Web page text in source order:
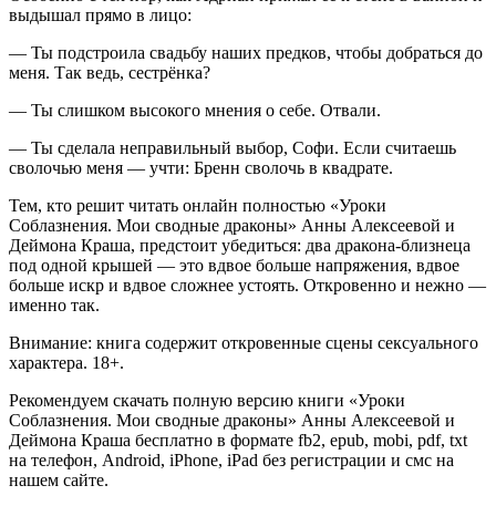
выдышал прямо в лицо:
— Ты подстроила свадьбу наших предков, чтобы добраться до
меня. Так ведь, сестрёнка?
— Ты слишком высокого мнения о себе. Отвали.
— Ты сделала неправильный выбор, Софи. Если считаешь
сволочью меня — учти: Бренн сволочь в квадрате.
Тем, кто решит читать онлайн полностью «Уроки
Соблазнения. Мои сводные драконы» Анны Алексеевой и
Деймона Краша, предстоит убедиться: два дракона-близнеца
под одной крышей — это вдвое больше напряжения, вдвое
больше искр и вдвое сложнее устоять. Откровенно и нежно —
именно так.
Внимание: книга содержит откровенные сцены сексуального
характера. 18+.
Рекомендуем скачать полную версию книги «Уроки
Соблазнения. Мои сводные драконы» Анны Алексеевой и
Деймона Краша бесплатно в формате fb2, epub, mobi, pdf, txt
на телефон, Android, iPhone, iPad без регистрации и смс на
нашем сайте.